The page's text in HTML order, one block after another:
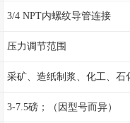
3/4 NPT内螺纹导管连接
压力调节范围
3-7.5磅；（因型号而异）